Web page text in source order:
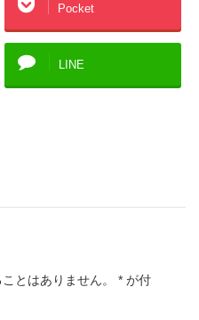
Pocket
LINE
とはありません。 * が付